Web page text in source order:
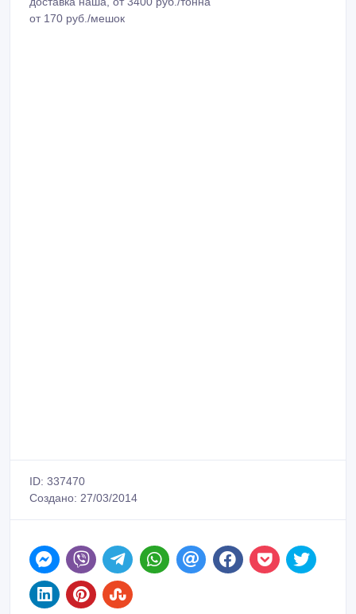
от 170 руб./мешок
ID: 337470
Создано: 27/03/2014